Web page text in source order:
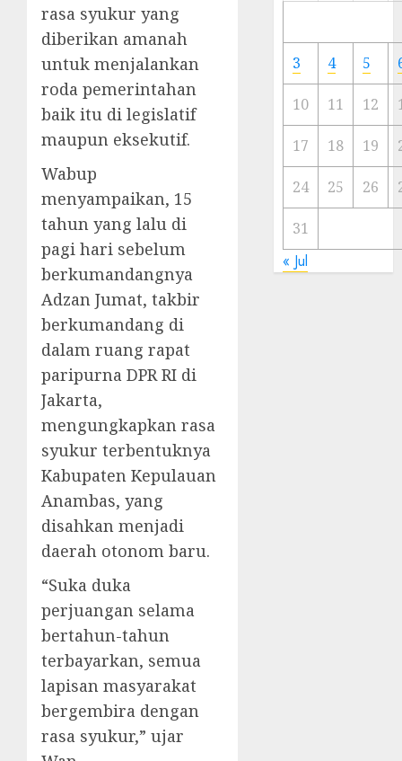
rasa syukur yang
diberikan amanah
untuk menjalankan
roda pemerintahan
baik itu di legislatif
maupun eksekutif.
Wabup
menyampaikan, 15
tahun yang lalu di
pagi hari sebelum
berkumandangnya
Adzan Jumat, takbir
berkumandang di
dalam ruang rapat
paripurna DPR RI di
Jakarta,
mengungkapkan rasa
syukur terbentuknya
Kabupaten Kepulauan
Anambas, yang
disahkan menjadi
daerah otonom baru.
“Suka duka
perjuangan selama
bertahun-tahun
terbayarkan, semua
lapisan masyarakat
bergembira dengan
rasa syukur,” ujar
Ibu
Kota
23/11/
3 4 5
10 11 12
17 18 19
24 25 26
31
« Jul